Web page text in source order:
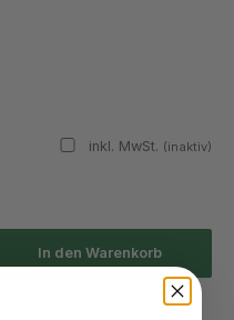
inkl. MwSt. (inaktiv)
In den Warenkorb